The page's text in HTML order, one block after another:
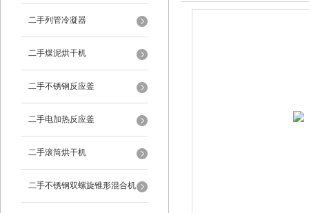
二手列管冷凝器
二手煤泥烘干机
二手不锈钢反应釜
二手电加热反应釜
二手滚筒烘干机
二手不锈钢双螺旋锥形混合机